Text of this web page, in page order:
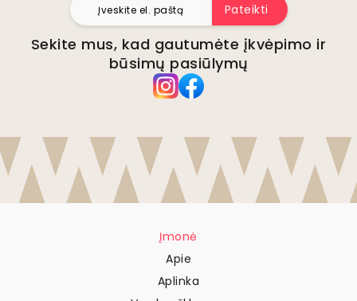
Pateikti
Sekite mus, kad gautumėte įkvėpimo ir
būsimų pasiūlymų
Įmonė
Apie
Aplinka